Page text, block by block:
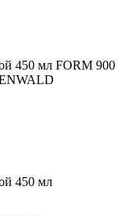
450 мл FORM 900
450 мл